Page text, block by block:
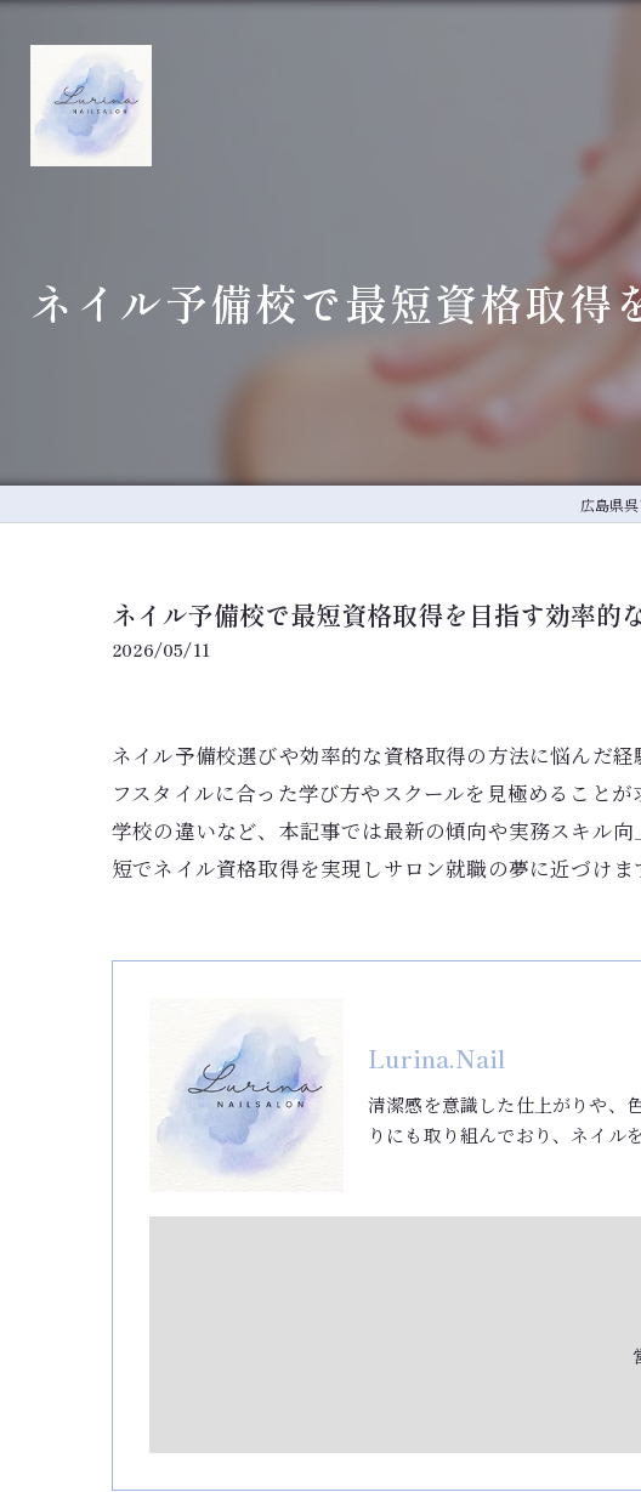
ネイル予備校で最短資格取
広島県
ネイル予備校で最短資格取得を目指す効率的
2026/05/11
ネイル予備校選びや効率的な資格取得の方法に悩んだ
フスタイルに合った学び方やスクールを見極めること
学校の違いなど、本記事では最新の傾向や実務スキル
短でネイル資格取得を実現しサロン就職の夢に近づけま
Lurina.Nail
清潔感を意識した仕上がりや、
りにも取り組んでおり、ネイル